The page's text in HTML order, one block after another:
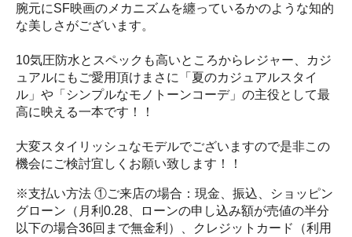
腕元にSF映画のメカニズムを纏っているかのような知的
な美しさがございます。
10気圧防水とスペックも高いところからレジャー、カジ
ュアルにもご愛用頂けまさに「夏のカジュアルスタイ
ル」や「シンプルなモノトーンコーデ」の主役として最
高に映える一本です！！
大変スタイリッシュなモデルでございますので是非この
機会にご検討宜しくお願い致します！！
※支払い方法 ①ご来店の場合：現金、振込、ショッピン
グローン（月利0.28、ローンの申し込み額が売値の半分
以下の場合36回まで無金利）、クレジットカード（利用